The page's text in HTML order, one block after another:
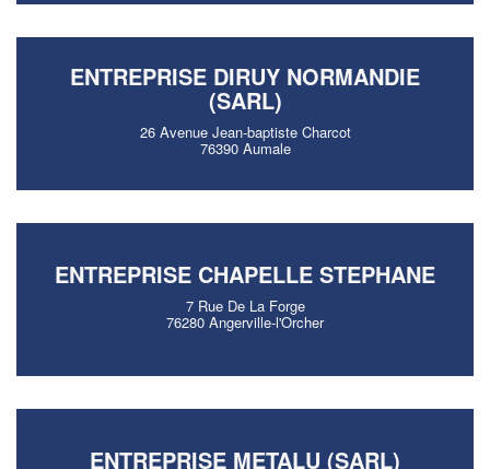
ENTREPRISE DIRUY NORMANDIE
(SARL)
26 Avenue Jean-baptiste Charcot
76390 Aumale
ENTREPRISE CHAPELLE STEPHANE
7 Rue De La Forge
76280 Angerville-l'Orcher
ENTREPRISE METALU (SARL)